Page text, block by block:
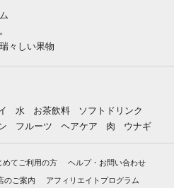
々しい果物
水 お茶飲料
ソフトドリンク
フルーツ ヘアケア 肉 ウナギ
めてご利用の方 ヘルプ・お問い合わせ
のご案内 アフィリエイトプログラム